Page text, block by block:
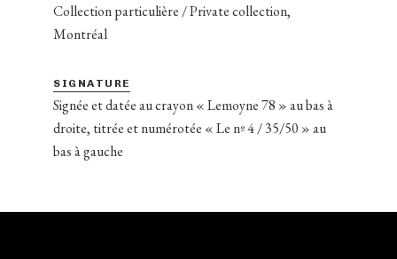
Collection particulière / Private collection,
Montréal
SIGNATURE
Signée et datée au crayon « Lemoyne 78 » au bas à
droite, titrée et numérotée « Le nº 4 / 35/50 » au
bas à gauche